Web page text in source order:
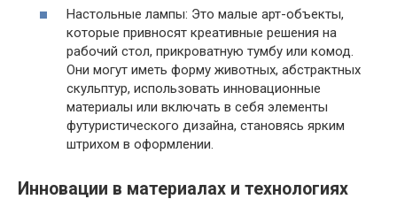
Настольные лампы: Это малые арт-объекты,
которые привносят креативные решения на
рабочий стол, прикроватную тумбу или комод.
Они могут иметь форму животных, абстрактных
скульптур, использовать инновационные
материалы или включать в себя элементы
футуристического дизайна, становясь ярким
штрихом в оформлении.
Инновации в материалах и технологиях